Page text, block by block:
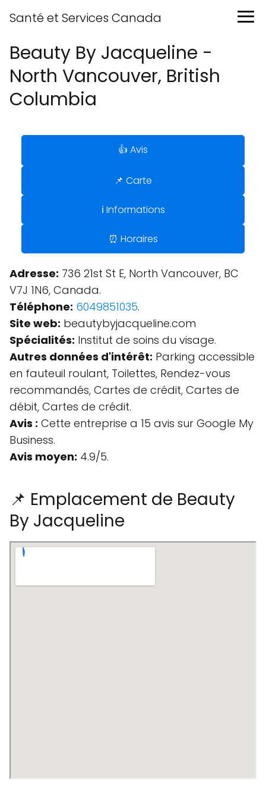
Santé et Services Canada
Beauty By Jacqueline -
North Vancouver, British
Columbia
👍 Avis
📌 Carte
ℹ️ Informations
⏰ Horaires
Adresse: 736 21st St E, North Vancouver, BC
V7J 1N6, Canada.
Téléphone: 6049851035.
Site web: beautybyjacqueline.com
Spécialités: Institut de soins du visage.
Autres données d'intérêt: Parking accessible
en fauteuil roulant, Toilettes, Rendez-vous
recommandés, Cartes de crédit, Cartes de
débit, Cartes de crédit.
Avis : Cette entreprise a 15 avis sur Google My
Business.
Avis moyen: 4.9/5.
📌 Emplacement de Beauty
By Jacqueline